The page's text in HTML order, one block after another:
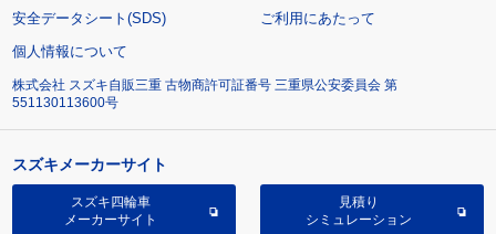
安全データシート(SDS)
ご利用にあたって
個人情報について
株式会社 スズキ自販三重 古物商許可証番号 三重県公安委員会 第
551130113600号
スズキメーカーサイト
スズキ四輪車
メーカーサイト
見積り
シミュレーション